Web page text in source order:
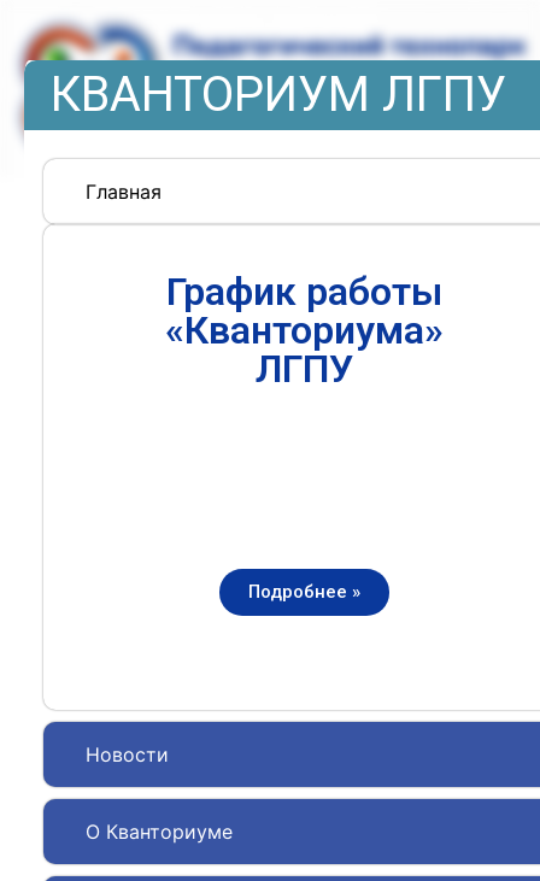
КВАНТОРИУМ ЛГПУ
Главная
Новости
О Кванториуме
График работы
«Кванториума»
ЛГПУ
Подробнее »